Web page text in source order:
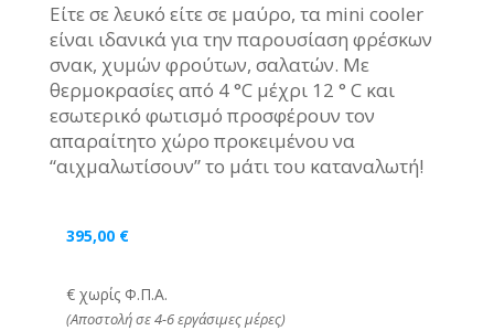
Είτε σε λευκό είτε σε μαύρο, τα mini cooler
είναι ιδανικά για την παρουσίαση φρέσκων
σνακ, χυμών φρούτων, σαλατών. Με
θερμοκρασίες από 4 °C μέχρι 12 ° C και
εσωτερικό φωτισμό προσφέρουν τον
απαραίτητο χώρο προκειμένου να
“αιχμαλωτίσουν” το μάτι του καταναλωτή!
395,00 €
€ χωρίς Φ.Π.Α.
(Αποστολή σε 4-6 εργάσιμες μέρες)